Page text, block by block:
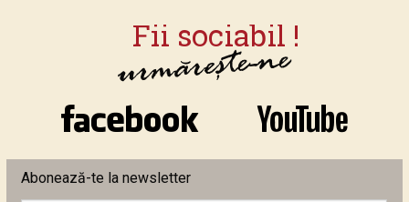
Abonează-te la newsletter